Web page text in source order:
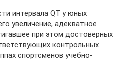
интервала QT у юных
увеличение, адекватное
при этом достоверных
контрольных
спортсменов учебно-